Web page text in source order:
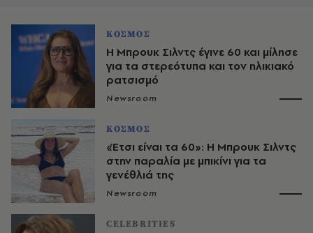
ΚΟΣΜΟΣ
Η Μπρουκ Σιλντς έγινε 60 και μίλησε
για τα στερεότυπα και τον ηλικιακό
ρατσισμό
Newsroom
ΚΟΣΜΟΣ
«Έτσι είναι τα 60»: Η Μπρουκ Σιλντς
στην παραλία με μπικίνι για τα
γενέθλιά της
Newsroom
CELEBRITIES